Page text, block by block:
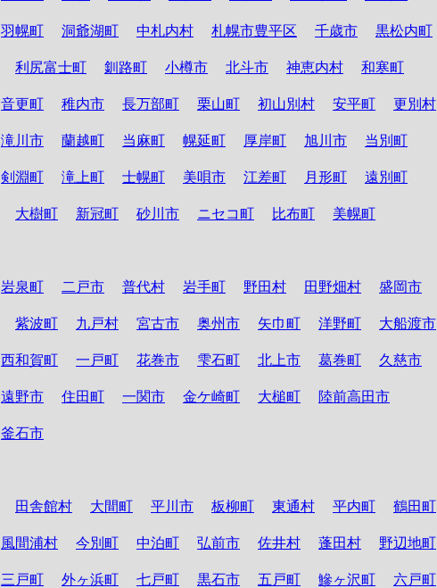
羽幌町 洞爺湖町 中札内村 札幌市豊平区 千歳市 黒松内町
利尻富士町 釧路町 小樽市 北斗市 神恵内村 和寒町
音更町 稚内市 長万部町 栗山町 初山別村 安平町 更別村
滝川市 蘭越町 当麻町 幌延町 厚岸町 旭川市 当別町
剣淵町 滝上町 士幌町 美唄市 江差町 月形町 遠別町
大樹町 新冠町 砂川市 ニセコ町 比布町 美幌町
岩泉町 二戸市 普代村 岩手町 野田村 田野畑村 盛岡市
紫波町 九戸村 宮古市 奥州市 矢巾町 洋野町 大船渡市
西和賀町 一戸町 花巻市 雫石町 北上市 葛巻町 久慈市
遠野市 住田町 一関市 金ケ崎町 大槌町 陸前高田市
釜石市
田舎館村 大間町 平川市 板柳町 東通村 平内町 鶴田町
風間浦村 今別町 中泊町 弘前市 佐井村 蓬田村 野辺地町
三戸町 外ヶ浜町 七戸町 黒石市 五戸町 鰺ヶ沢町 六戸町